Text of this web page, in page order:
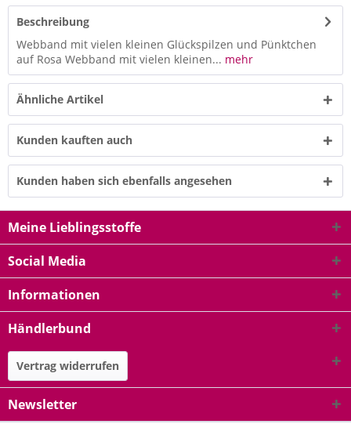
Beschreibung
Webband mit vielen kleinen Glückspilzen und Pünktchen
auf Rosa Webband mit vielen kleinen... mehr
Ähnliche Artikel
Kunden kauften auch
Kunden haben sich ebenfalls angesehen
Meine Lieblingsstoffe
Social Media
Informationen
Händlerbund
Vertrag widerrufen
Newsletter